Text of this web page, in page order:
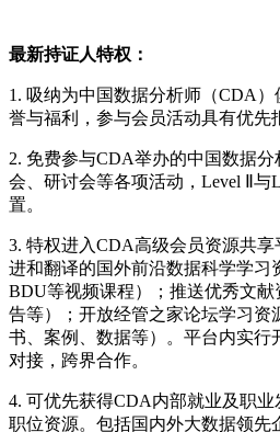
最新持证人特权：
1. 吸纳为中国数据分析师 （CDA ）
誉与福利，参与会 员活动具有优先
2. 免费参与CDA举办的中国数据
会、研讨会等各项活动， Level 与
置。
3. 特权进入CDA高级会 员资源共享
进和翻译的国外前沿数据科学学习
BDU等视频课程）；推送优秀文献
告等）；开放经管之家论坛学习资
书 、案例、数据等）。平台内实行
对接，跨界合作。
4. 可优先获得CDA内部就业及职业
职位资源。包括国内外大数据领先